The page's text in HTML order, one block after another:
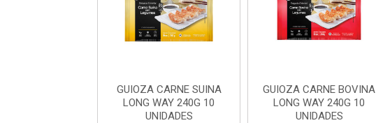
GUIOZA CARNE SUINA
LONG WAY 240G 10
UNIDADES
GUIOZA CARNE BOVINA
LONG WAY 240G 10
UNIDADES